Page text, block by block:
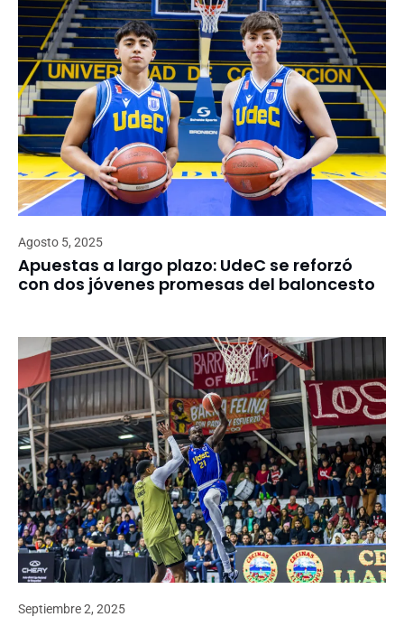
Agosto 5, 2025
Apuestas a largo plazo: UdeC se reforzó
con dos jóvenes promesas del baloncesto
Septiembre 2, 2025